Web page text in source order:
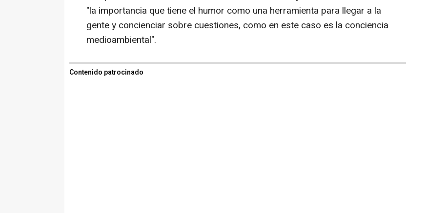
"la importancia que tiene el humor como una herramienta para llegar a la
gente y concienciar sobre cuestiones, como en este caso es la conciencia
medioambiental".
Contenido patrocinado